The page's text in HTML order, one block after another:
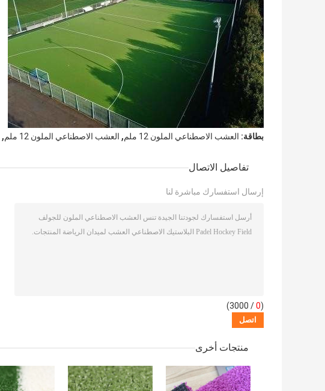
بطاقة: العشب الاصطناعي الملون 12 ملم , العشب الاصطناعي الملون 12 ملم ,
تفاصيل الاتصال
إرسال استفسارك مباشرة لنا
(
0
/ 3000)
منتجات أخرى